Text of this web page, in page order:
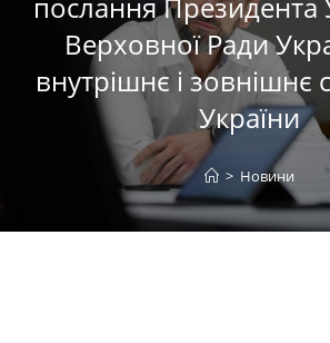
Верховної Ради
внутрішнє і
України
> Новини